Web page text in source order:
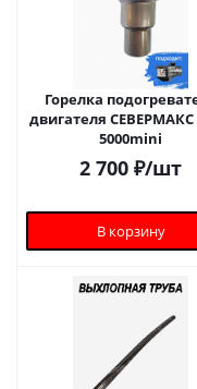
Горелка
двигателя СЕВЕРМАКС
5000mini
2 700 ₽/шт
В корзину